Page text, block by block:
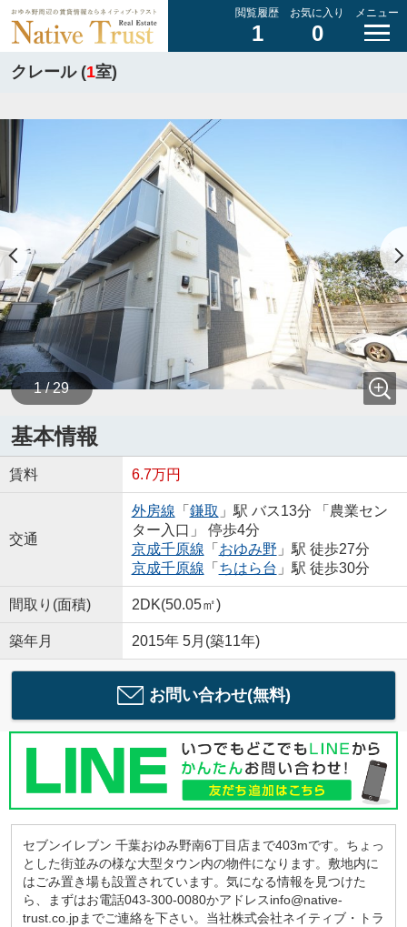
閲覧履歴
1
お気に入り
0
メニュー
クレール (1室)
1 / 29
基本情報
賃料 6.7万円
交通
外房線 「 鎌取 」駅 バス13分 「農業セン
ター入口」 停歩4分
京成千原線 「 おゆみ野 」駅 徒歩27分
京成千原線 「 ちはら台 」駅 徒歩30分
間取り(面積) 2DK(50.05㎡)
築年月 2015年 5月(築11年)
お問い合わせ(無料)
セブンイレブン 千葉おゆみ野南6丁目店まで403mです。ちょっ
とした街並みの様な大型タウン内の物件になります。敷地内に
はごみ置き場も設置されています。気になる情報を見つけた
ら、まずはお電話043-300-0080かアドレスinfo@native-
trust.co.jpまでご連絡を下さい。当社株式会社ネイティブ・トラ